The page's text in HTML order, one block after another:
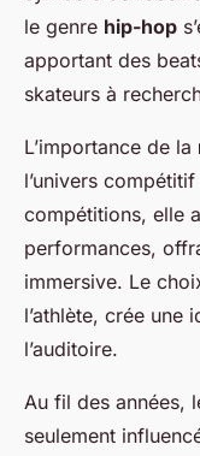
le genre hip-hop
apportant des
skateurs à
L’importance de la
l’univers
compétitions, elle
performances,
immersive. Le
l’athlète, crée une
l’auditoire.
Au fil des années,
seulement